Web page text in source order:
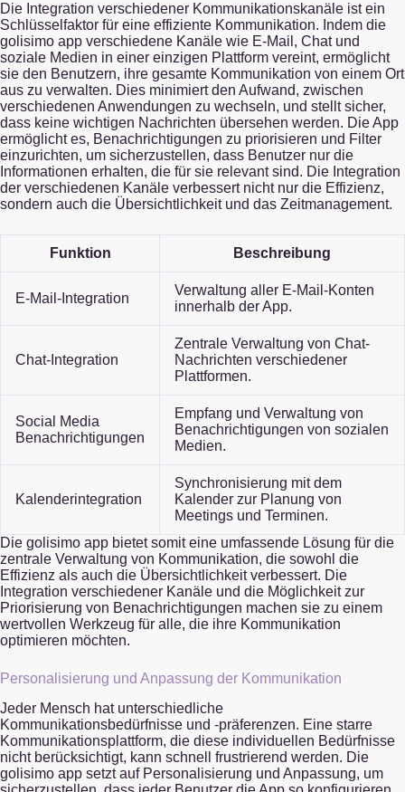
Die Integration verschiedener Kommunikationskanäle ist ein
Schlüsselfaktor für eine effiziente Kommunikation. Indem die
golisimo app verschiedene Kanäle wie E-Mail, Chat und
soziale Medien in einer einzigen Plattform vereint, ermöglicht
sie den Benutzern, ihre gesamte Kommunikation von einem Ort
aus zu verwalten. Dies minimiert den Aufwand, zwischen
verschiedenen Anwendungen zu wechseln, und stellt sicher,
dass keine wichtigen Nachrichten übersehen werden. Die App
ermöglicht es, Benachrichtigungen zu priorisieren und Filter
einzurichten, um sicherzustellen, dass Benutzer nur die
Informationen erhalten, die für sie relevant sind. Die Integration
der verschiedenen Kanäle verbessert nicht nur die Effizienz,
sondern auch die Übersichtlichkeit und das Zeitmanagement.
Funktion Beschreibung
E-Mail-Integration
Verwaltung aller E-Mail-Konten
innerhalb der App.
Chat-Integration
Zentrale Verwaltung von Chat-
Nachrichten verschiedener
Plattformen.
Social Media
Benachrichtigungen
Empfang und Verwaltung von
Benachrichtigungen von sozialen
Medien.
Kalenderintegration
Synchronisierung mit dem
Kalender zur Planung von
Meetings und Terminen.
Die golisimo app bietet somit eine umfassende Lösung für die
zentrale Verwaltung von Kommunikation, die sowohl die
Effizienz als auch die Übersichtlichkeit verbessert. Die
Integration verschiedener Kanäle und die Möglichkeit zur
Priorisierung von Benachrichtigungen machen sie zu einem
wertvollen Werkzeug für alle, die ihre Kommunikation
optimieren möchten.
Personalisierung und Anpassung der Kommunikation
Jeder Mensch hat unterschiedliche
Kommunikationsbedürfnisse und -präferenzen. Eine starre
Kommunikationsplattform, die diese individuellen Bedürfnisse
nicht berücksichtigt, kann schnell frustrierend werden. Die
golisimo app setzt auf Personalisierung und Anpassung, um